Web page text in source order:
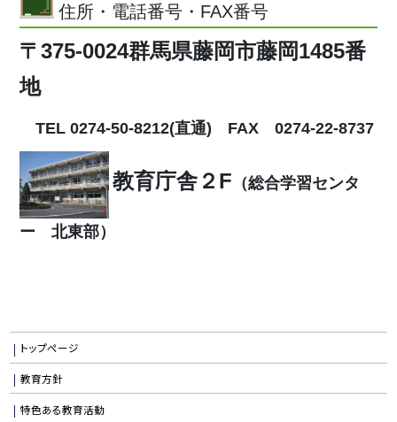
住所・電話番号・FAX番号
〒375-0024群馬県藤岡市藤岡1485番
地
TEL 0274-50-8212(直通) FAX 0274-22-8737
教育庁舎２F （総合学習センタ
ー 北東部）
トップページ
教育方針
特色ある教育活動